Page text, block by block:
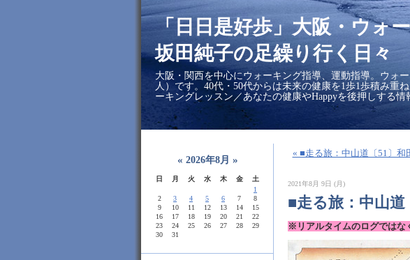
「日日是好歩」大阪・ウォ
坂田純子の足繰り行く日々
大阪・関西を中心にウォーキング指導、運動指導。ウォ
人）です。40代・50代からは未来の健康を1歩1歩積み重
ーキングレッスン／あなたの健康やHappyを後押しする
« 2026年8月 »
日 月 火 水 木 金
土
1
2
3 4 5 6 7
8
9
10 11 12 13 14
15
16
17 18 19 20 21
22
23
24 25 26 27 28
29
30
31
« ■走る旅：中山道〔51〕
2021年8月 9日 (月)
■走る旅：中山
※リアルタイムのログではな